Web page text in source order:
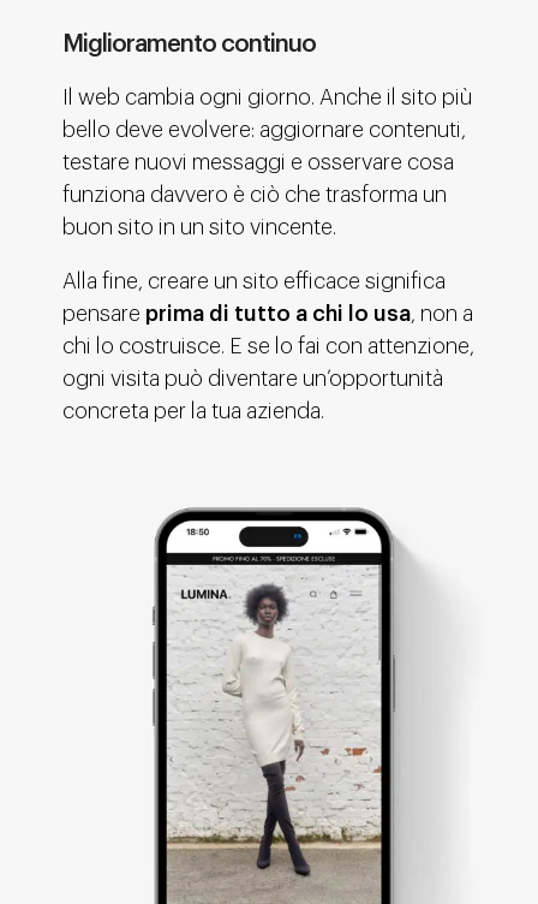
Miglioramento continuo
Il web cambia ogni giorno. Anche il sito più
bello deve evolvere: aggiornare contenuti,
testare nuovi messaggi e osservare cosa
funziona davvero è ciò che trasforma un
buon sito in un sito vincente.
Alla fine, creare un sito efficace significa
pensare prima di tutto a chi lo usa, non a
chi lo costruisce. E se lo fai con attenzione,
ogni visita può diventare un’opportunità
concreta per la tua azienda.